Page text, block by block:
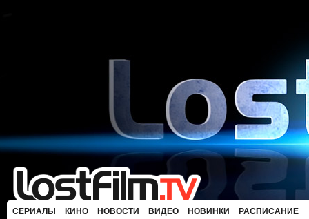
СЕРИАЛЫ КИНО НОВОСТИ ВИДЕО НОВИНКИ РАСПИСАНИЕ